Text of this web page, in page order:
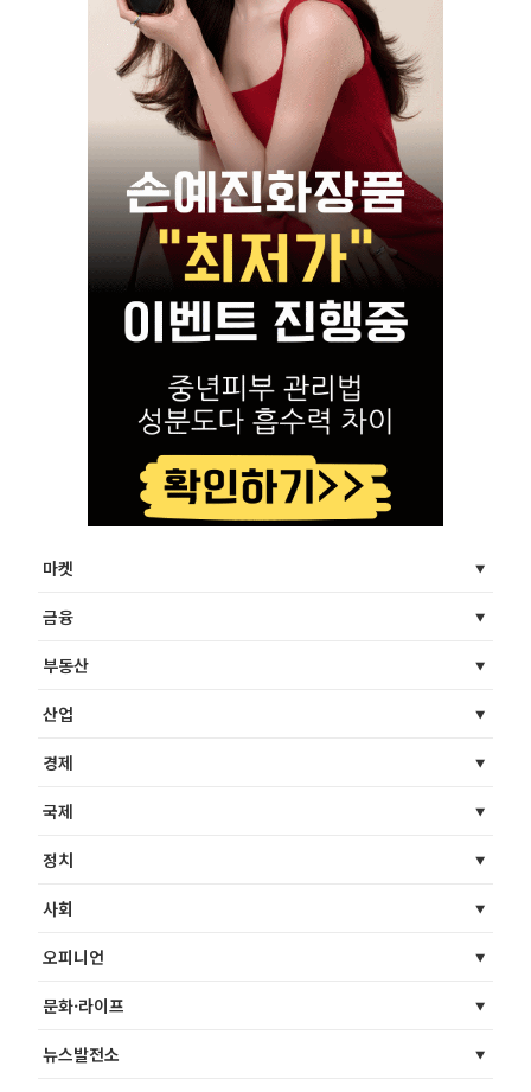
마켓
금융
부동산
산업
경제
국제
정치
사회
오피니언
문화·라이프
뉴스발전소